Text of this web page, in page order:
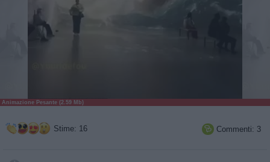
Animazione Pesante (2.59 Mb)
Stime: 16  Commenti: 3